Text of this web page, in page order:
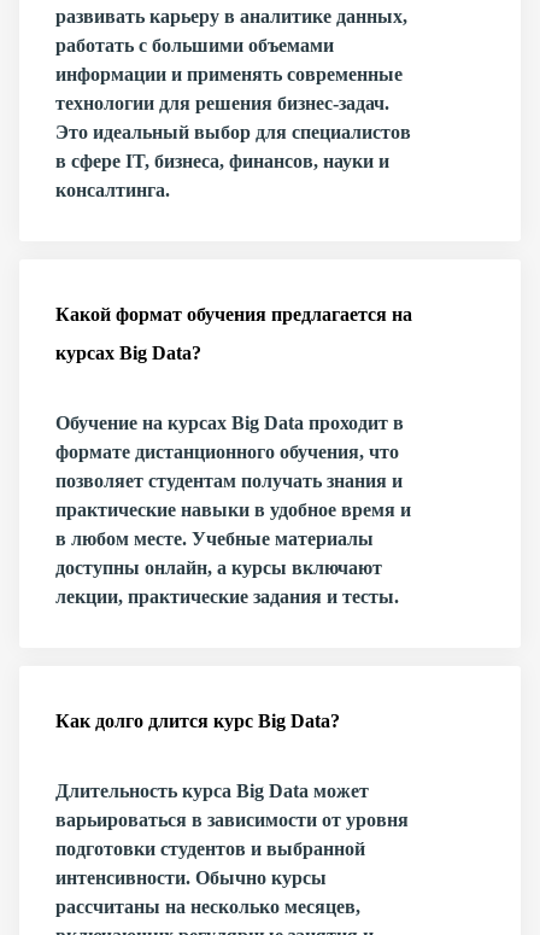
развивать карьеру в аналитике данных,
работать с большими объемами
информации и применять современные
технологии для решения бизнес-задач.
Это идеальный выбор для специалистов
в сфере IT, бизнеса, финансов, науки и
консалтинга.
Какой формат обучения предлагается на
курсах Big Data?
Обучение на курсах Big Data проходит в
формате дистанционного обучения, что
позволяет студентам получать знания и
практические навыки в удобное время и
в любом месте. Учебные материалы
доступны онлайн, а курсы включают
лекции, практические задания и тесты.
Как долго длится курс Big Data?
Длительность курса Big Data может
варьироваться в зависимости от уровня
подготовки студентов и выбранной
интенсивности. Обычно курсы
рассчитаны на несколько месяцев,